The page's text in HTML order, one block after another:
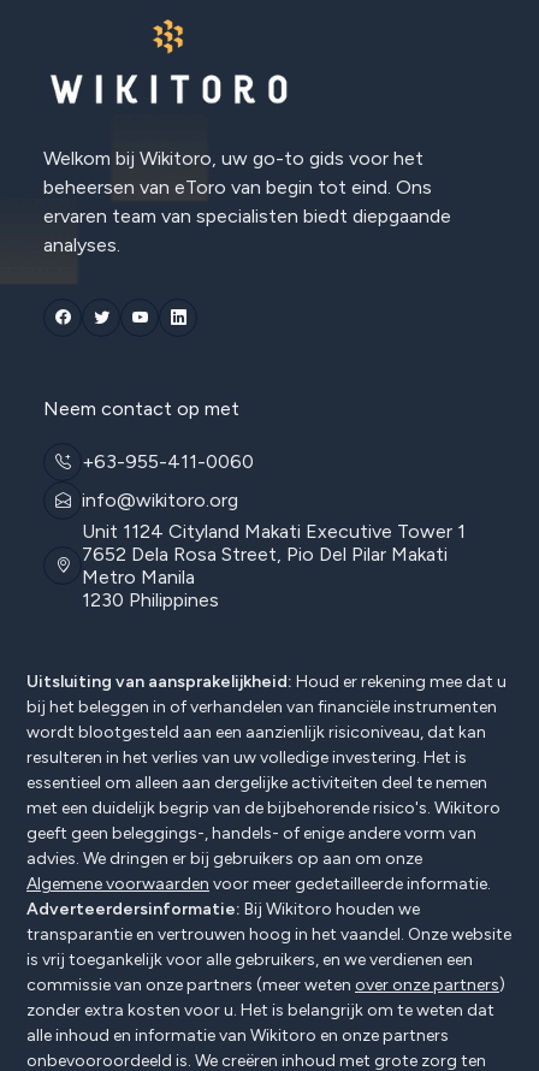
Welkom bij Wikitoro, uw go-to gids voor het
beheersen van eToro van begin tot eind. Ons
ervaren team van specialisten biedt diepgaande
analyses.
Neem contact op met
+63-955-411-0060
info@wikitoro.org
Unit 1124 Cityland Makati Executive Tower 1
7652 Dela Rosa Street, Pio Del Pilar Makati
Metro Manila
1230 Philippines
Uitsluiting van aansprakelijkheid: Houd er rekening mee dat u
bij het beleggen in of verhandelen van financiële instrumenten
wordt blootgesteld aan een aanzienlijk risiconiveau, dat kan
resulteren in het verlies van uw volledige investering. Het is
essentieel om alleen aan dergelijke activiteiten deel te nemen
met een duidelijk begrip van de bijbehorende risico's. Wikitoro
geeft geen beleggings-, handels- of enige andere vorm van
advies. We dringen er bij gebruikers op aan om onze
Algemene voorwaarden voor meer gedetailleerde informatie.
Adverteerdersinformatie: Bij Wikitoro houden we
transparantie en vertrouwen hoog in het vaandel. Onze website
is vrij toegankelijk voor alle gebruikers, en we verdienen een
commissie van onze partners (meer weten over onze partners)
zonder extra kosten voor u. Het is belangrijk om te weten dat
alle inhoud en informatie van Wikitoro en onze partners
onbevooroordeeld is. We creëren inhoud met grote zorg ten